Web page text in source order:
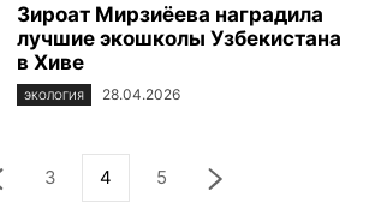
Зироат Мирзиёева наградила
лучшие экошколы Узбекистана
в Хиве
ЭКОЛОГИЯ 28.04.2026
3 4 5